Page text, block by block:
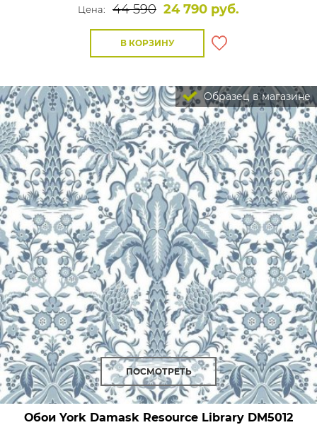
Цена:
44 590 24 790 руб.
В КОРЗИНУ
Образец в магазине
ПОСМОТРЕТЬ
Обои York Damask Resource Library DM5012